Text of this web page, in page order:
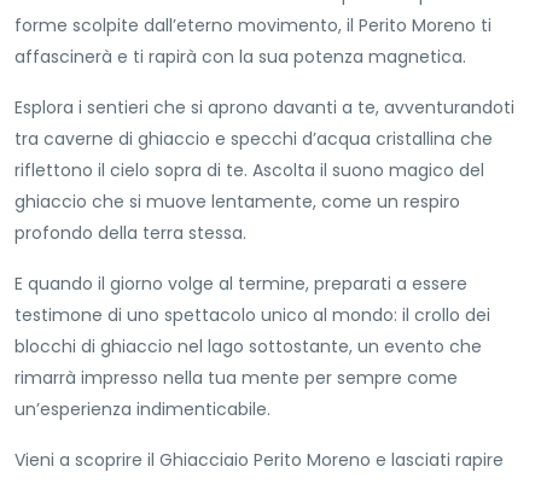
forme scolpite dall’eterno movimento, il Perito Moreno ti
affascinerà e ti rapirà con la sua potenza magnetica.
Esplora i sentieri che si aprono davanti a te, avventurandoti
tra caverne di ghiaccio e specchi d’acqua cristallina che
riflettono il cielo sopra di te. Ascolta il suono magico del
ghiaccio che si muove lentamente, come un respiro
profondo della terra stessa.
E quando il giorno volge al termine, preparati a essere
testimone di uno spettacolo unico al mondo: il crollo dei
blocchi di ghiaccio nel lago sottostante, un evento che
rimarrà impresso nella tua mente per sempre come
un’esperienza indimenticabile.
Vieni a scoprire il Ghiacciaio Perito Moreno e lasciati rapire